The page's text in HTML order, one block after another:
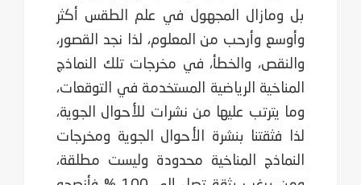
بل ومازال المجهول في علم الطقس أكثر
وأوسع وأرحب من المعلوم، لذا نجد القصور،
والنقص، والخطأ، في مخرجات تلك النماذج
المناخية الرياضية المستخدمة في التوقعات،
وما يترتب عليها من نشرات للأحوال الجوية،
لذا فثقتنا بنشرة الأحوال الجوية ومخرجات
النماذج المناخية محدودة وليست مطلقة،